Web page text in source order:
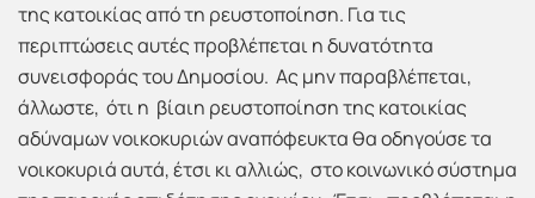
της κατοικίας από τη ρευστοποίηση. Για τις
περιπτώσεις αυτές προβλέπεται η δυνατότητα
συνεισφοράς του Δημοσίου. Ας μην παραβλέπεται,
άλλωστε, ότι η βίαιη ρευστοποίηση της κατοικίας
αδύναμων νοικοκυριών αναπόφευκτα θα οδηγούσε τα
νοικοκυριά αυτά, έτσι κι αλλιώς, στο κοινωνικό σύστημα